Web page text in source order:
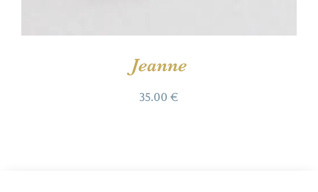
Jeanne
35.00€